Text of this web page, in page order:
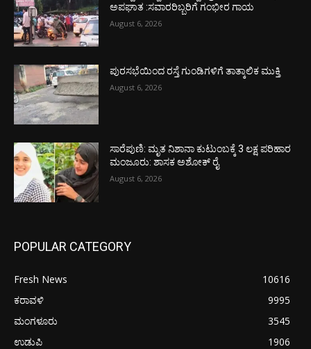
ಅಪಘಾತ :ಸವಾರರಿಬ್ಬರಿಗೆ ಗಂಭೀರ ಗಾಯ
August 6, 2026
ಪುರಸಭೆಯಿಂದ ರಸ್ತೆ ಗುಂಡಿಗಳಿಗೆ ತಾತ್ಕಾಲಿಕ ಮುಕ್ತಿ
August 6, 2026
ಸಾರೆಪುಣಿ: ಮೃತ ನಿಶಾನಾ ಕುಟುಂಬಕ್ಕೆ 3 ಲಕ್ಷ ಪರಿಹಾರ
ಮಂಜೂರು: ಶಾಸಕ ಅಶೋಕ್ ರೈ
August 6, 2026
POPULAR CATEGORY
Fresh News
10616
ಕರಾವಳಿ
9995
ಮಂಗಳೂರು
3545
ಉಡುಪಿ
1906